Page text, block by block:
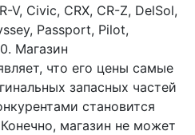
V, Civic, CRX, CR-Z, DelSol,
Passport, Pilot,
Магазин
что его цены самые
запасных частей
становится
магазин не может